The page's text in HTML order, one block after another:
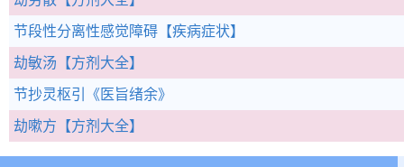
节段性分离性感觉障碍 【疾病症状】
劫敏汤 【方剂大全】
节抄灵枢引 《医旨绪余》
劫嗽方 【方剂大全】